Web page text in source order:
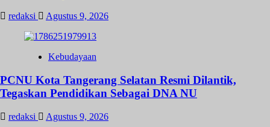
redaksi Agustus 9, 2026
Kebudayaan
PCNU Kota Tangerang Selatan Resmi Dilantik,
Tegaskan Pendidikan Sebagai DNA NU
redaksi Agustus 9, 2026